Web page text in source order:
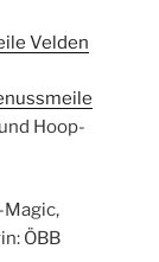
Velden
Hoop-
Magic,
ÖBB